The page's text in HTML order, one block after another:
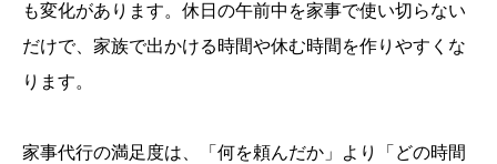
も変化があります。休日の午前中を家事で使い切らない
だけで、家族で出かける時間や休む時間を作りやすくな
ります。
家事代行の満足度は、「何を頼んだか」より「どの時間